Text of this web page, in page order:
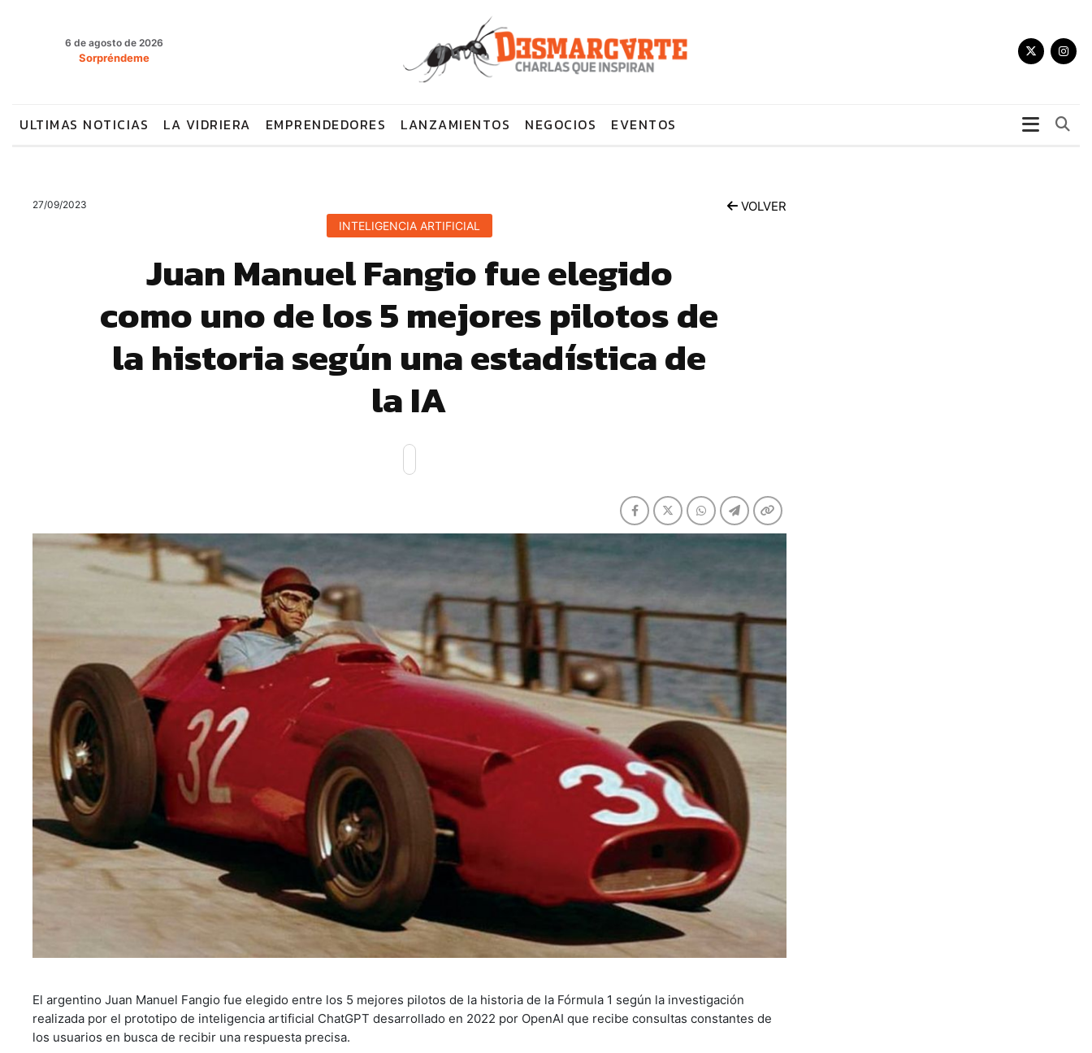
6 de agosto de 2026
Sorpréndeme
ULTIMAS NOTICIAS LA VIDRIERA EMPRENDEDORES LANZAMIENTOS NEGOCIOS EVENTOS
27/09/2023 VOLVER
INTELIGENCIA ARTIFICIAL
Juan Manuel Fangio fue elegido
como uno de los 5 mejores pilotos de
la historia según una estadística de
la IA
El argentino Juan Manuel Fangio fue elegido entre los 5 mejores pilotos de la historia de la Fórmula 1 según la investigación
realizada por el prototipo de inteligencia artificial ChatGPT desarrollado en 2022 por OpenAI que recibe consultas constantes de
los usuarios en busca de recibir una respuesta precisa.